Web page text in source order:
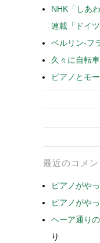
NHK「しあ
連載「ドイ
ベルリン-フ
久々に自転
ピアノとモ
最近のコメン
ピアノがや
ピアノがや
ヘーア通り
り